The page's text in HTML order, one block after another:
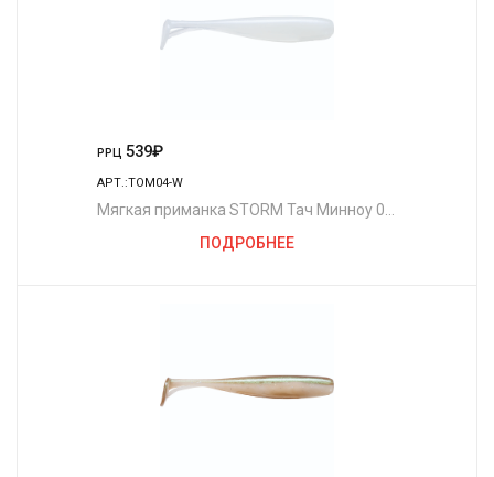
РРЦ 539₽
АРТ.:TOM04-W
Мягкая приманка STORM Тач Минноу 04
ПОДРОБНЕЕ